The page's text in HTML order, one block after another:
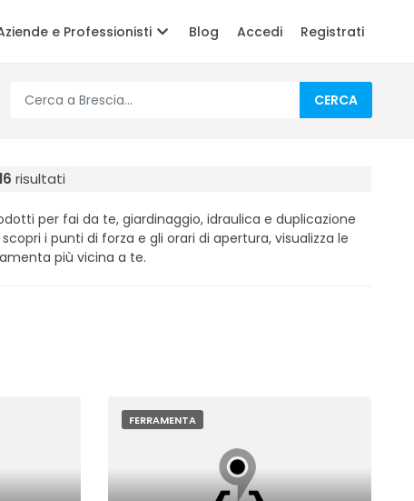
e Professionisti Blog Accedi Registrati
CERCA
risultati
per fai da te, giardinaggio, idraulica e duplicazione
i punti di forza e gli orari di apertura, visualizza le
più vicina a te.
FERRAMENTA